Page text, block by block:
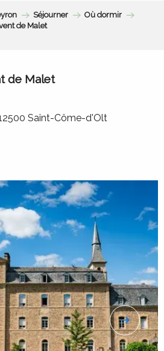
Séjourner
Où dormir
de Malet
de Malet
Saint-Côme-d'Olt